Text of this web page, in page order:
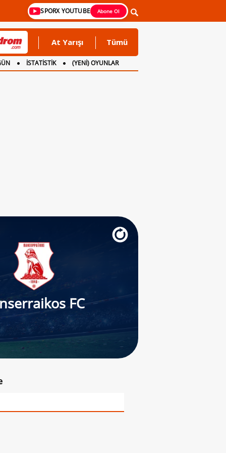
SPORX YOUTUBE Abone Ol
At Yarışı Tümü
İSTATİSTİK
(YENİ) OYUNLAR
FC